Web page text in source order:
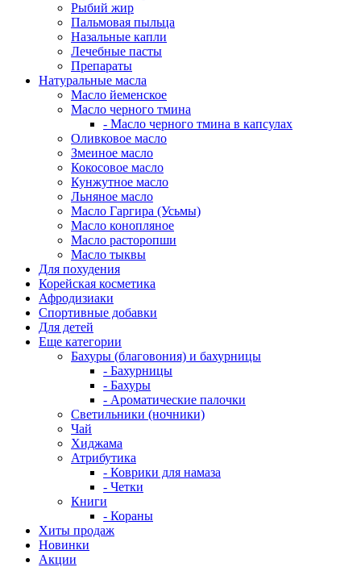
Рыбий жир
Пальмовая пыльца
Назальные капли
Лечебные пасты
Препараты
Натуральные масла
Масло йеменское
Масло черного тмина
- Масло черного тмина в капсулах
Оливковое масло
Змеиное масло
Кокосовое масло
Кунжутное масло
Льняное масло
Масло Гаргира (Усьмы)
Масло конопляное
Масло расторопши
Масло тыквы
Для похудения
Корейская косметика
Афродизиаки
Спортивные добавки
Для детей
Еще категории
Бахуры (благовония) и бахурницы
- Бахурницы
- Бахуры
- Ароматические палочки
Светильники (ночники)
Чай
Хиджама
Атрибутика
- Коврики для намаза
- Четки
Книги
- Кораны
Хиты продаж
Новинки
Акции